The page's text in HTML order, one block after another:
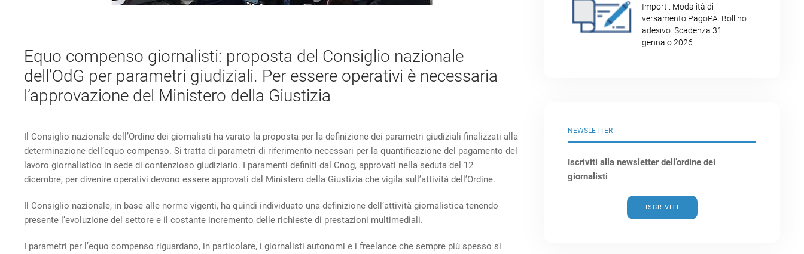
Equo compenso giornalisti: proposta del Consiglio nazionale
dell’OdG per parametri giudiziali. Per essere operativi è necessaria
l’approvazione del Ministero della Giustizia
Il Consiglio nazionale dell’Ordine dei giornalisti ha varato la proposta per la definizione dei parametri giudiziali finalizzati alla
determinazione dell’equo compenso. Si tratta di parametri di riferimento necessari per la quantificazione del pagamento del
lavoro giornalistico in sede di contenzioso giudiziario. I paramenti definiti dal Cnog, approvati nella seduta del 12
dicembre, per divenire operativi devono essere approvati dal Ministero della Giustizia che vigila sull’attività dell’Ordine.
Il Consiglio nazionale, in base alle norme vigenti, ha quindi individuato una definizione dell’attività giornalistica tenendo
presente l’evoluzione del settore e il costante incremento delle richieste di prestazioni multimediali.
I parametri per l’equo compenso riguardano, in particolare, i giornalisti autonomi e i freelance che sempre più spesso si
Importi. Modalità di
versamento PagoPA. Bollino
adesivo. Scadenza 31
gennaio 2026
NEWSLETTER
Iscriviti alla newsletter dell’ordine dei
giornalisti
ISCRIVITI